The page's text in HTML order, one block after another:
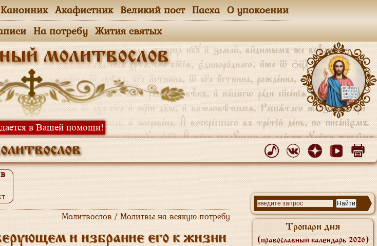
молитвослов
в Вашей помощи!
Канонник Акафистник Великий пост Пасха О упокоении
На потребу Жития святых
Молитвослов / Молитвы на всякую потребу
и избрание его к жизни
Тропари дня
(православный календарь 2026)